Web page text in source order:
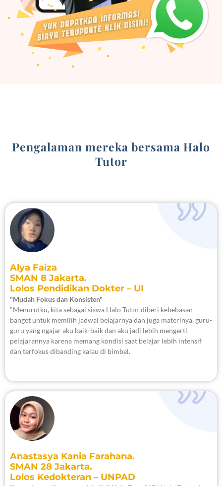
Pengalaman mereka bersama Halo
Tutor
Alya Faiza
SMAN 8 Jakarta.
Lolos Pendidikan Dokter – UI
"Mudah Fokus dan Konsisten"
"Menurutku, kita sebagai siswa Halo Tutor diberi kebebasan
banget untuk memilih jadwal belajarnya dan juga materinya. guru-
guru yang ngajar aku baik-baik dan aku jadi lebih mengerti
pelajarannya karena memang kondisi saat belajar lebih intensif
dan terfokus dibanding kalau di bimbel.
Anastasya Kania Farahana.
SMAN 28 Jakarta.
Lolos Kedokteran – UNPAD